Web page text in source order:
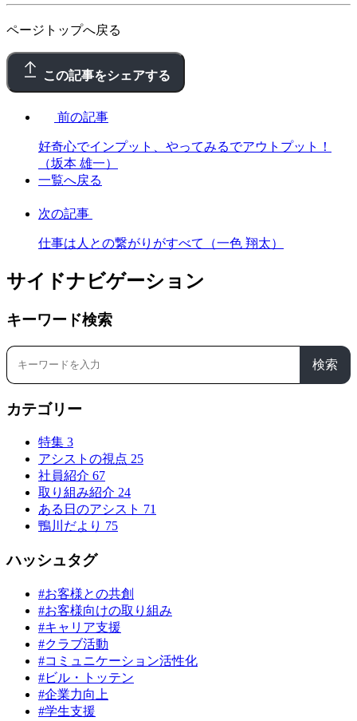
ページトップへ戻る
この記事をシェアする
前の記事
好奇心でインプット、やってみるでアウトプット！
（坂本 雄一）
一覧へ戻る
次の記事
仕事は人との繋がりがすべて（一色 翔太）
サイドナビゲーション
キーワード検索
検索
カテゴリー
特集 3
アシストの視点 25
社員紹介 67
取り組み紹介 24
ある日のアシスト 71
鴨川だより 75
ハッシュタグ
#お客様との共創
#お客様向けの取り組み
#キャリア支援
#クラブ活動
#コミュニケーション活性化
#ビル・トッテン
#企業力向上
#学生支援